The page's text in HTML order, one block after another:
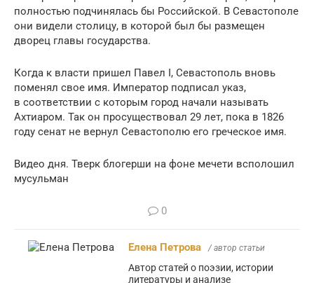
полностью подчинялась бы Российской. В Севастополе
они видели столицу, в которой был бы размещен
дворец главы государства.
Когда к власти пришел Павел I, Севастополь вновь
поменял свое имя. Император подписал указ,
в соответствии с которым город начали называть
Ахтиаром. Так он просуществовал 29 лет, пока в 1826
году сенат не вернул Севастополю его греческое имя.
Видео дня. Тверк блогерши на фоне мечети всполошил
мусульман
0
Елена Петрова / автор статьи
Автор статей о поэзии, истории
литературы и анализе